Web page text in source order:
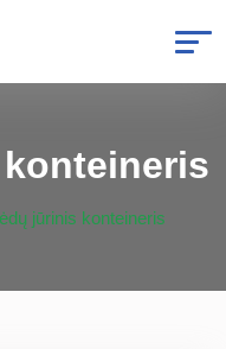
konteineris
jūrinis konteineris